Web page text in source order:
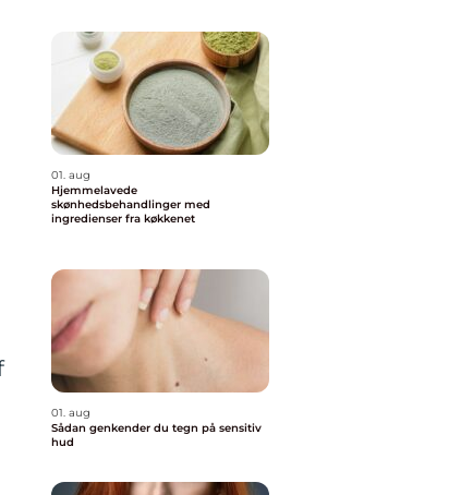
01. aug
Hjemmelavede
skønhedsbehandlinger med
ingredienser fra køkkenet
01. aug
Sådan genkender du tegn på sensitiv
hud